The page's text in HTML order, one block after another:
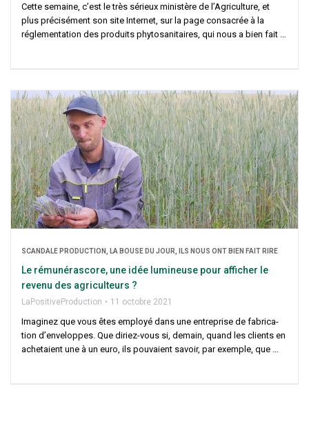
Cette semaine, c’est le très sérieux minis­tère de l’A­gri­cul­ture, et
plus pré­ci­sé­ment son site Inter­net, sur la page consa­crée à la
régle­men­ta­tion des pro­duits phy­to­sa­ni­taires, qui nous a bien fait …
SCAN­DALE PRO­DUC­TION, LA BOUSE DU JOUR, ILS NOUS ONT BIEN FAIT RIRE
Le rému­né­ras­core, une idée lumi­neuse pour affi­cher le
reve­nu des agriculteurs ?
LaPo­si­ti­ve­Pro­duc­tion 11 octobre 2021
Ima­gi­nez que vous êtes employé dans une entre­prise de fabri­ca­
tion d’enveloppes. Que diriez-vous si, demain, quand les clients en
ache­taient une à un euro, ils pou­vaient savoir, par exemple, que …